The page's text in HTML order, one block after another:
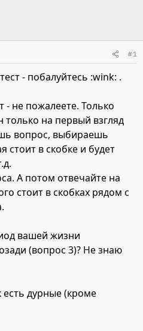
#1
- побалуйтесь :wink: .
- не пожалеете. Только
на первый взгляд
вопрос, выбираешь
стоит в скобке и будет
А потом отвечайте на
стоит в скобках рядом с
вашей жизни
(вопрос 3)? Не знаю
дурные (кроме